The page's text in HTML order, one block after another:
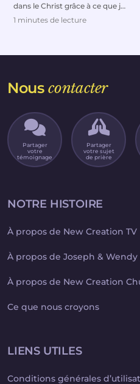
dans le Christ grâce à ce que je
lui avais enseigné quand elle
1 minutes de lecture
Nouscontacter
Partager
votre
témoignage
Partager
votre sujet
de prière
NOTRE HISTOIRE
À propos de New Creation TV
À propos de Joseph & Wendy
À propos de New Creation
Ce que nous croyons
LIENS UTILES
Conditions générales